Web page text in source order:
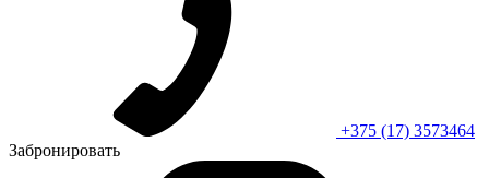
+375 (17) 3573464
Забронировать